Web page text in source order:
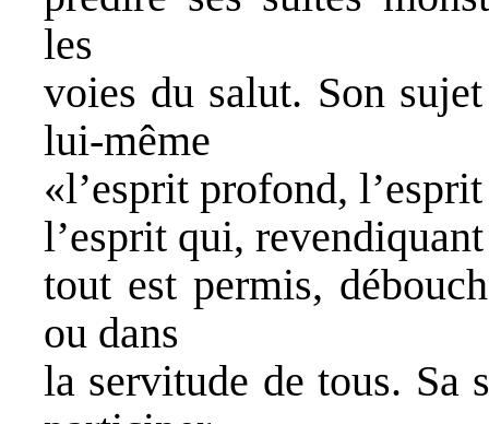
les
voies du salut. Son
lui-même
«l’esprit profond,
l’esprit qui,
tout est permis,
ou dans
la servitude de tous. Sa